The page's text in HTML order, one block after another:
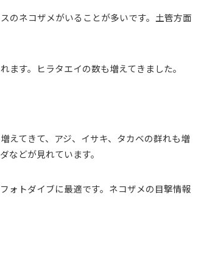
のネコザメがいることが多いです。土管方面
す。ヒラタエイの数も増えてきました。
えてきて、アジ、イサキ、タカベの群れも増
などが見れています。
ォトダイブに最適です。ネコザメの目撃情報